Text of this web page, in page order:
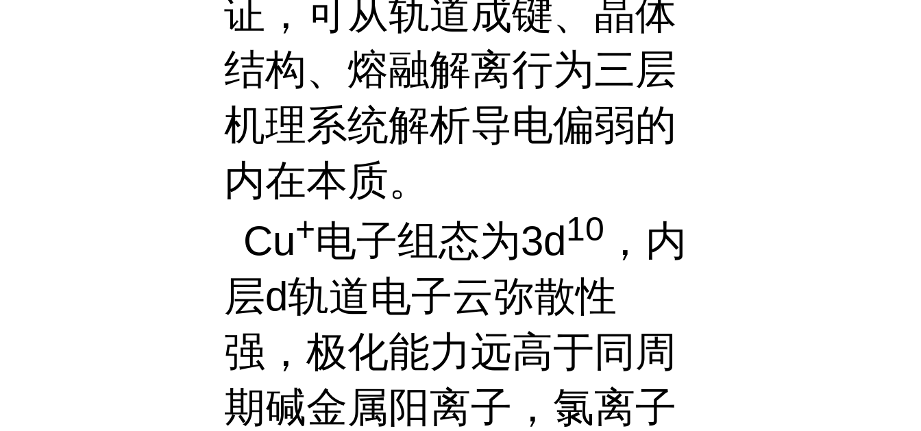
证，可从轨道成键、晶体
结构、熔融解离行为三层
机理系统解析导电偏弱的
内在本质。
Cu+电子组态为3d10 ，内
层d轨道电子云弥散性
强，极化能力远高于同周
期碱金属阳离子，氯离子